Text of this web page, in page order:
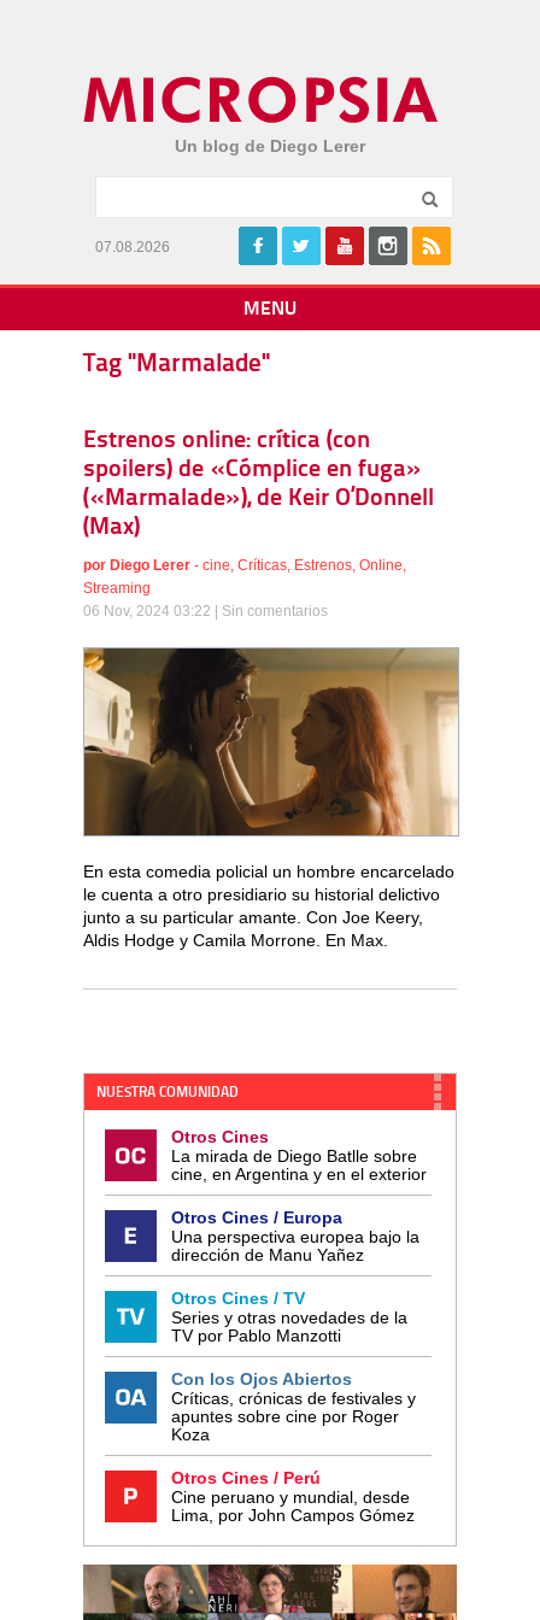
Un blog de Diego Lerer
07.08.2026
MENU
Tag "Marmalade"
Estrenos online: crítica (con
spoilers) de «Cómplice en fuga»
(«Marmalade»), de Keir O’Donnell
(Max)
por Diego Lerer - cine, Críticas, Estrenos, Online,
Streaming
06 Nov, 2024 03:22 | Sin comentarios
En esta comedia policial un hombre encarcelado
le cuenta a otro presidiario su historial delictivo
junto a su particular amante. Con Joe Keery,
Aldis Hodge y Camila Morrone. En Max.
NUESTRA COMUNIDAD
Otros Cines
La mirada de Diego Batlle sobre
cine, en Argentina y en el exterior
Otros Cines / Europa
Una perspectiva europea bajo la
dirección de Manu Yañez
Otros Cines / TV
Series y otras novedades de la
TV por Pablo Manzotti
Con los Ojos Abiertos
Críticas, crónicas de festivales y
apuntes sobre cine por Roger
Koza
Otros Cines / Perú
Cine peruano y mundial, desde
Lima, por John Campos Gómez